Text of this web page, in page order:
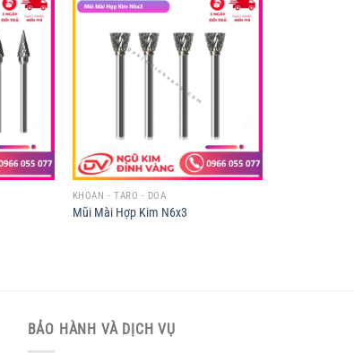
KHOAN - TARO - DOA
Mũi Mài Hợp Kim N6x3
BẢO HÀNH VÀ DỊCH VỤ